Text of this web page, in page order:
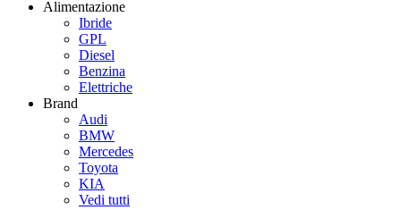
Alimentazione
Ibride
GPL
Diesel
Benzina
Elettriche
Brand
Audi
BMW
Mercedes
Toyota
KIA
Vedi tutti